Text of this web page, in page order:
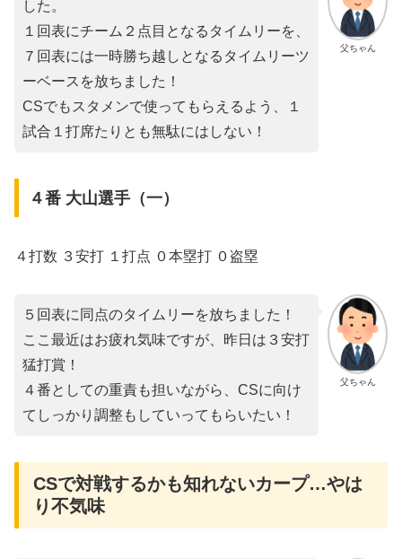
父ちゃん
した。
１回表にチーム２点目となるタイムリーを、
７回表には一時勝ち越しとなるタイムリーツ
ーベースを放ちました！
CSでもスタメンで使ってもらえるよう、１
試合１打席たりとも無駄にはしない！
４番 大山選手（一）
４打数 ３安打 １打点 ０本塁打 ０盗塁
父ちゃん
５回表に同点のタイムリーを放ちました！
ここ最近はお疲れ気味ですが、昨日は３安打
猛打賞！
４番としての重責も担いながら、CSに向け
てしっかり調整もしていってもらいたい！
CSで対戦するかも知れないカープ…やは
り不気味